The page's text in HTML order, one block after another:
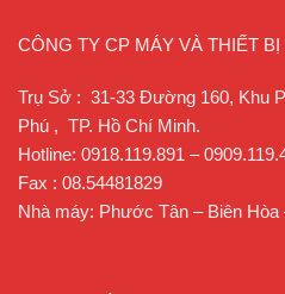
CÔNG TY CP MÁY VÀ THIẾT
Trụ Sở : 31-33 Đường 160, Khu
Phú , TP. Hồ Chí Minh.
Hotline: 0918.119.891 –
Fax : 08.54481829
Nhà máy: Phước Tân – Biên Hòa